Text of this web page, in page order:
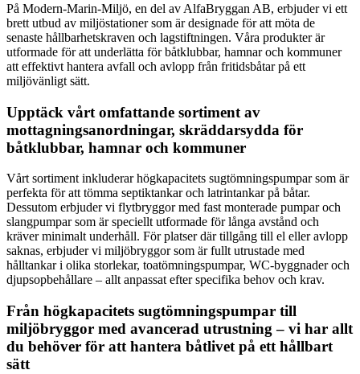
På Modern-Marin-Miljö, en del av AlfaBryggan AB, erbjuder vi ett
brett utbud av miljöstationer som är designade för att möta de
senaste hållbarhetskraven och lagstiftningen. Våra produkter är
utformade för att underlätta för båtklubbar, hamnar och kommuner
att effektivt hantera avfall och avlopp från fritidsbåtar på ett
miljövänligt sätt.
Upptäck vårt omfattande sortiment av
mottagningsanordningar, skräddarsydda för
båtklubbar, hamnar och kommuner
Vårt sortiment inkluderar högkapacitets sugtömningspumpar som är
perfekta för att tömma septiktankar och latrintankar på båtar.
Dessutom erbjuder vi flytbryggor med fast monterade pumpar och
slangpumpar som är speciellt utformade för långa avstånd och
kräver minimalt underhåll. För platser där tillgång till el eller avlopp
saknas, erbjuder vi miljöbryggor som är fullt utrustade med
hålltankar i olika storlekar, toatömningspumpar, WC-byggnader och
djupsopbehållare – allt anpassat efter specifika behov och krav.
Från högkapacitets sugtömningspumpar till
miljöbryggor med avancerad utrustning – vi har allt
du behöver för att hantera båtlivet på ett hållbart
sätt